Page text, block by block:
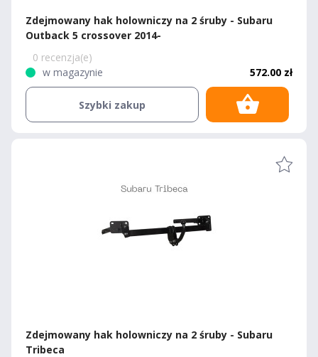
Zdejmowany hak holowniczy na 2 śruby - Subaru
Outback 5 crossover 2014-
0 recenzja(e)
w magazynie
572.00 zł
Szybki zakup
Zdejmowany hak holowniczy na 2 śruby - Subaru
Tribeca